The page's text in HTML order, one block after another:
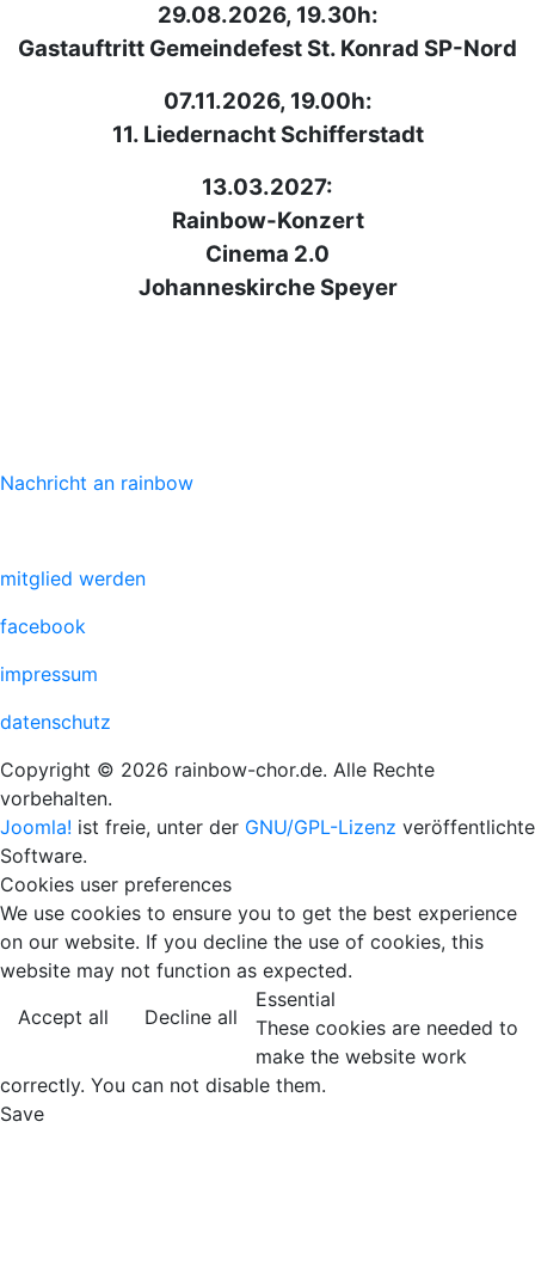
29.08.2026, 19.30h:
Gastauftritt Gemeindefest St. Konrad SP-Nord
07.11.2026, 19.00h:
11. Liedernacht Schifferstadt
13.03.2027:
Rainbow-Konzert
Cinema 2.0
Johanneskirche Speyer
Nachricht an rainbow
mitglied werden
facebook
impressum
datenschutz
Copyright © 2026 rainbow-chor.de. Alle Rechte
vorbehalten.
Joomla! ist freie, unter der GNU/GPL-Lizenz veröffentlichte
Software.
Cookies user preferences
We use cookies to ensure you to get the best experience
on our website. If you decline the use of cookies, this
website may not function as expected.
Accept all
Decline all
Essential
These cookies are needed to
make the website work
correctly. You can not disable them.
Save